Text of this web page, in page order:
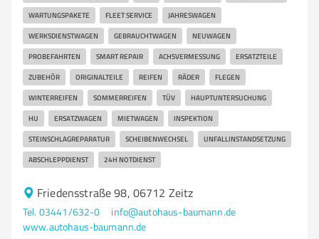
WARTUNGSPAKETE FLEET SERVICE JAHRESWAGEN
WERKSDIENSTWAGEN GEBRAUCHTWAGEN NEUWAGEN
PROBEFAHRTEN SMART REPAIR ACHSVERMESSUNG ERSATZTEILE
ZUBEHÖR ORIGINALTEILE REIFEN RÄDER FLEGEN
WINTERREIFEN SOMMERREIFEN TÜV HAUPTUNTERSUCHUNG
HU ERSATZWAGEN MIETWAGEN INSPEKTION
STEINSCHLAGREPARATUR SCHEIBENWECHSEL UNFALLINSTANDSETZUNG
ABSCHLEPPDIENST 24H NOTDIENST
Friedensstraße 98, 06712 Zeitz
Tel. 03441/632-0
info@autohaus-baumann.de
www.autohaus-baumann.de